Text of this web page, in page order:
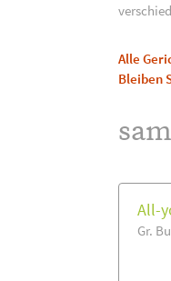
Alle
Bleiben
All-
Gr.